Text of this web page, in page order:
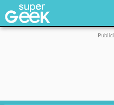
Tecnología